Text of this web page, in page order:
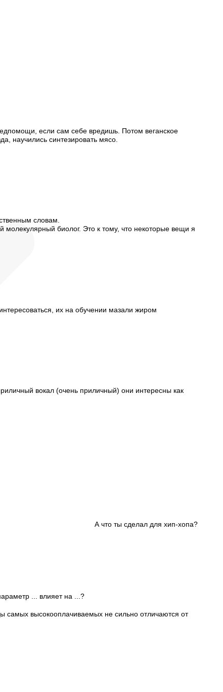
если сам себе вредишь. Потом веганское
научились синтезировать мясо.
словам.
молекулярный биолог. Это к тому, что некоторые вещи я
их на обучении мазали жиром
вокал (очень приличный) они интересны как
А что ты сделал для хип-хопа?
... влияет на ...?
самых высокооплачиваемых не сильно отличаются от